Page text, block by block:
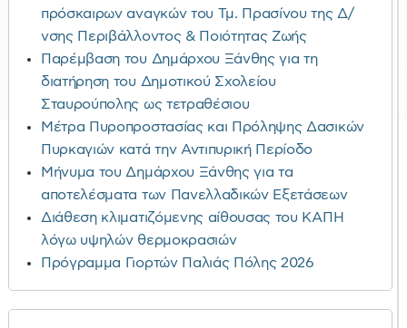
πρόσκαιρων αναγκών του Τμ. Πρασίνου της Δ/
νσης Περιβάλλοντος & Ποιότητας Ζωής
Παρέμβαση του Δημάρχου Ξάνθης για τη
διατήρηση του Δημοτικού Σχολείου
Σταυρούπολης ως τετραθέσιου
Μέτρα Πυροπροστασίας και Πρόληψης Δασικών
Πυρκαγιών κατά την Αντιπυρική Περίοδο
Μήνυμα του Δημάρχου Ξάνθης για τα
αποτελέσματα των Πανελλαδικών Εξετάσεων
Διάθεση κλιματιζόμενης αίθουσας του ΚΑΠΗ
λόγω υψηλών θερμοκρασιών
Πρόγραμμα Γιορτών Παλιάς Πόλης 2026